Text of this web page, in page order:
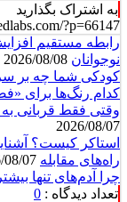
به اشتراک بگذارید
?p=66147
رابطه مستقیم
نوجوانان
کودکی شما چه بر
کدام رنگ‌ها برای
وقتی فقط قربانی
2026/08/07
استاکر کیست؟
راه‌های مقابله
چرا آدم‌های تنها
تعداد دیدگاه : 0